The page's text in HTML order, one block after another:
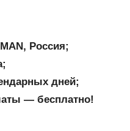
Россия;
дней;
― бесплатно!